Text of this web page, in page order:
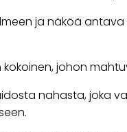
ja näköä
kokoinen, johon
nahasta, joka